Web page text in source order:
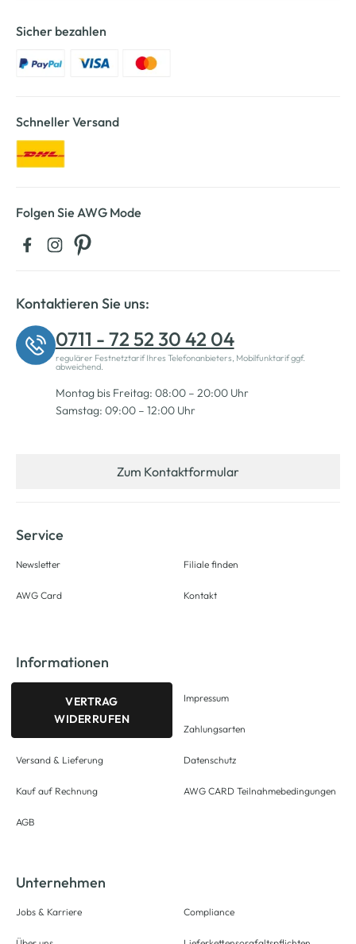
Sicher bezahlen
Schneller Versand
Folgen Sie AWG Mode
Kontaktieren Sie uns:
0711 - 72 52 30 42 04
regulärer Festnetztarif Ihres Telefonanbieters, Mobilfunktarif ggf.
abweichend.
Montag bis Freitag: 08:00 – 20:00 Uhr
Samstag: 09:00 – 12:00 Uhr
Zum Kontaktformular
Service
Newsletter
AWG Card
Filiale finden
Kontakt
Informationen
VERTRAG
WIDERRUFEN
Versand & Lieferung
Kauf auf Rechnung
AGB
Impressum
Zahlungsarten
Datenschutz
AWG CARD Teilnahmebedingungen
Unternehmen
Jobs & Karriere Compliance